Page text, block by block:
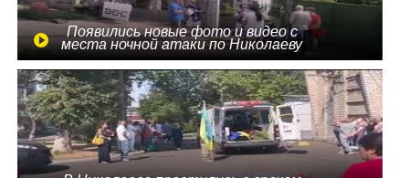
Появились новые фото и видео с
места ночной атаки по Николаеву